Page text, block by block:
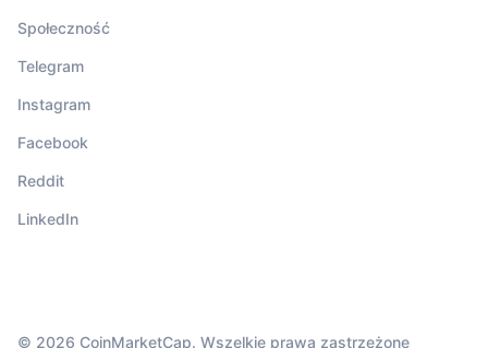
Społeczność
Telegram
Instagram
Facebook
Reddit
LinkedIn
© 2026 CoinMarketCap. Wszelkie prawa zastrzeżone